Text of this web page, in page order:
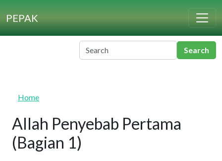
PEPAK
Home
Allah Penyebab Pertama
(Bagian 1)